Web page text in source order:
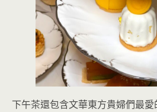
下午茶還包含文華東方貴婦們最